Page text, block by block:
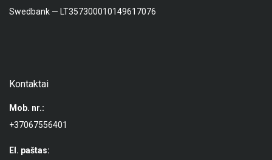
Swedbank — LT357300010149617076
Kontaktai
Mob. nr.:
+37067556401
El. paštas: